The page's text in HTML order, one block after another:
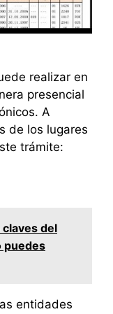
realizar en
presencial
A
de los lugares
trámite:
claves del
puedes
entidades